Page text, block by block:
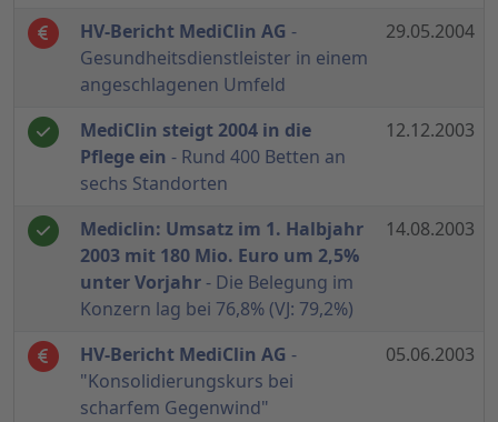
HV-Bericht MediClin AG -
Gesundheitsdienstleister in einem
angeschlagenen Umfeld
29.05.2004
MediClin steigt 2004 in die
Pflege ein - Rund 400 Betten an
sechs Standorten
12.12.2003
Mediclin: Umsatz im 1. Halbjahr
2003 mit 180 Mio. Euro um 2,5%
unter Vorjahr - Die Belegung im
Konzern lag bei 76,8% (VJ: 79,2%)
14.08.2003
HV-Bericht MediClin AG -
"Konsolidierungskurs bei
scharfem Gegenwind"
05.06.2003